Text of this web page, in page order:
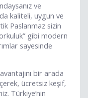
ve
kaliteli, uygun ve
Paslanmaz sizin
gibi modern
sayesinde
bir arada
ücretsiz keşif,
Türkiye’nin